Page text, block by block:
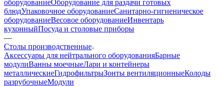
оборудованиеОборудование для раздачи готовых
блюдУпаковочное оборудованиеСанитарно-гигиеническое
оборудованиеВесовое оборудованиеИнвентарь
кухонныйПосуда и столовые приборы
—
Столы производственные
Аксессуары для нейтрального оборудованияБарные
модулиВанны моечныеЛари и контейнеры
металлическиеГидрофильтрыЗонты вентиляционныеКолоды
разрубочныеМодули